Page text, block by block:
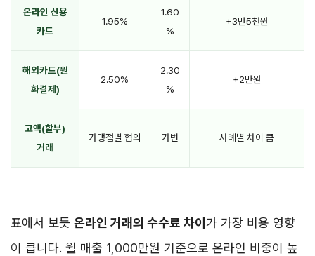
온라인 신용
카드
1.95%
1.60
%
+3만5천원
해외카드(원
화결제)
2.50%
2.30
%
+2만원
고액(할부)
거래
가맹점별 협의 가변 사례별 차이 큼
표에서 보듯 온라인 거래의 수수료 차이가 가장 비용 영향
이 큽니다. 월 매출 1,000만원 기준으로 온라인 비중이 높